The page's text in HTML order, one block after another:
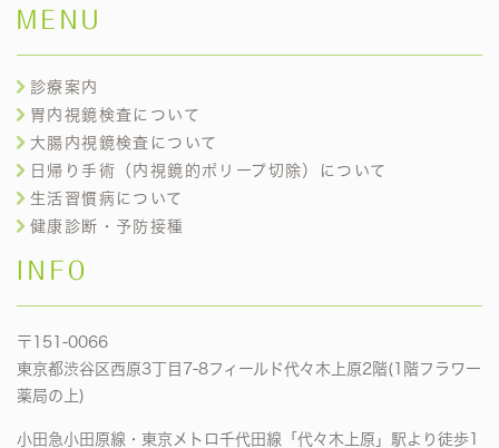
MENU
診療案内
胃内視鏡検査について
大腸内視鏡検査について
日帰り手術（内視鏡的ポリープ切除）について
生活習慣病について
健康診断・予防接種
INFO
〒151-0066
東京都渋谷区西原3丁目7-8フィールド代々木上原2階(1階フラワー
薬局の上)
小田急小田原線・東京メトロ千代田線「代々木上原」駅より徒歩1